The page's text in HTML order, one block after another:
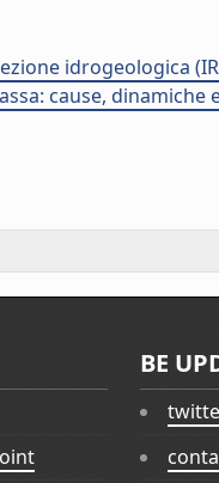
idrogeologica
cause, dinamiche
BE